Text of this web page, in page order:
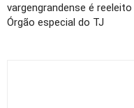
vargengrandense é
Órgão especial do TJ